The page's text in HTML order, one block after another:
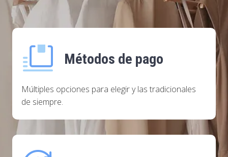
Métodos de pago
Múltiples opciones para elegir y las tradicionales
de siempre.